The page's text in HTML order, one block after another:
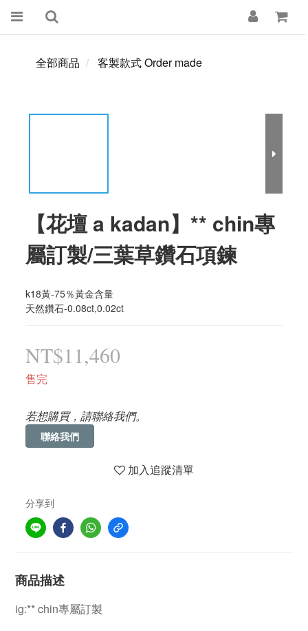
全部商品 客製款式 Order made
【花壇 a kadan】** chin專
屬訂製/三葉草鑽石項鍊
k18黃-75％黃金含量
天然鑽石-0.08ct,0.02ct
NT$11,460
售完
若想購買，請聯絡我們。
聯絡我們
加入追蹤清單
分享到
商品描述
ig:** chin專屬訂製